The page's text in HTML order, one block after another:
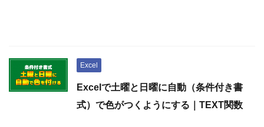
Excel
Excelで土曜と日曜に自動（条件付き書
式）で色がつくようにする｜TEXT関数